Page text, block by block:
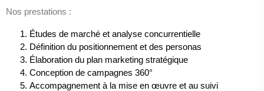
Nos prestations :
Études de marché et analyse concurrentielle
Définition du positionnement et des personas
Élaboration du plan marketing stratégique
Conception de campagnes 360°
Accompagnement à la mise en œuvre et au suivi